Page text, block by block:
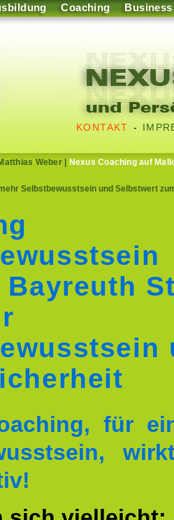
Coaching Business
KONTAKT -
Weber| Nexus Coaching auf
Selbstbewusstsein und Selbstwert
für